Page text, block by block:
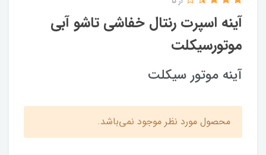
آینه اسپرت رنتال خفاشی تاشو آبی
موتورسیکلت
آینه موتور سیکلت
محصول مورد نظر موجود نمی‌باشد.